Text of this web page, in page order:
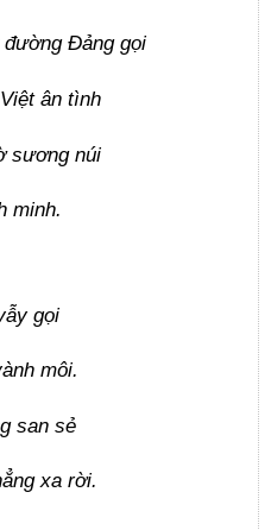
Đảng gọi
ân tình
sương núi
minh.
gọi
môi.
san sẻ
xa rời.